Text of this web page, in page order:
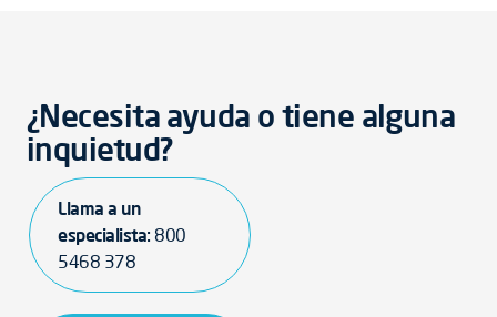
¿Necesita ayuda o tiene alguna
inquietud?
Llama a un
especialista:800
5468 378